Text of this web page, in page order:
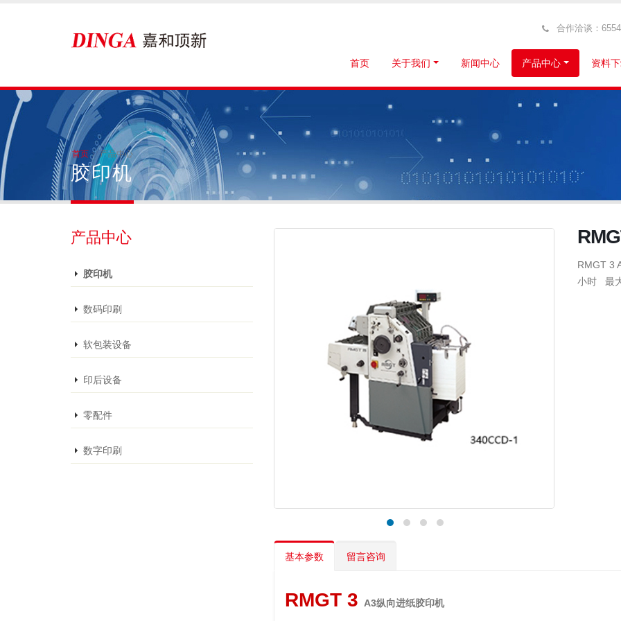
合作洽谈：
首页 关于我们 新闻中心 产品中心 资料
首页 产品中心
胶印机
产品中心
胶印机
数码印刷
软包装设备
印后设备
零配件
数字印刷
RMGT 3
小时 最
基本参数 留言咨询
RMGT 3 A3纵向进纸胶印机